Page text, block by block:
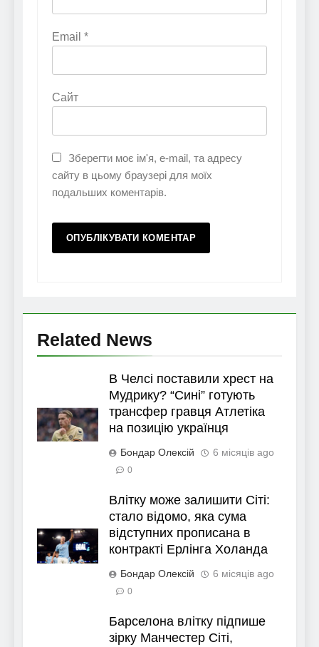
Email *
Сайт
Зберегти моє ім'я, e-mail, та адресу
сайту в цьому браузері для моїх
подальших коментарів.
Related News
В Челсі поставили хрест на
Мудрику? “Сині” готують
трансфер гравця Атлетіка
на позицію українця
Бондар Олексій 6 місяців ago
0
Влітку може залишити Сіті:
стало відомо, яка сума
відступних прописана в
контракті Ерлінга Холанда
Бондар Олексій 6 місяців ago
0
Барселона влітку підпише
зірку Манчестер Сіті,